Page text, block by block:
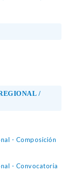
/
- Composición
- Convocatoria